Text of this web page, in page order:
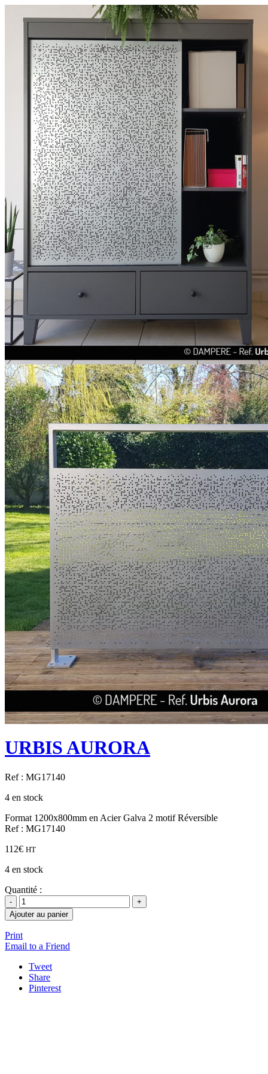
URBIS AURORA
Ref : MG17140
4 en stock
Format 1200x800mm en Acier Galva 2 motif Réversible
Ref : MG17140
112€ HT
4 en stock
Quantité :
Ajouter au panier
Print
Email to a Friend
Tweet
Share
Pinterest